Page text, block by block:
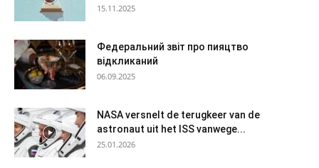
15.11.2025
Федеральний звіт про пияцтво
відкликаний
06.09.2025
NASA versnelt de terugkeer van de
astronaut uit het ISS vanwege...
25.01.2026